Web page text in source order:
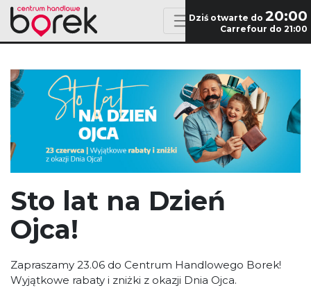
Dziś otwarte do 20:00
Carrefour do 21:00
Sto lat na Dzień
Ojca!
Zapraszamy 23.06 do Centrum Handlowego Borek!
Wyjątkowe rabaty i zniżki z okazji Dnia Ojca.